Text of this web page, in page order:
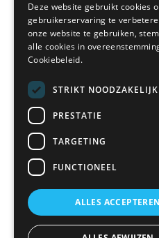
Deze website gebruikt cookies
gebruikerservaring te
onze website te gebruiken,
alle cookies in
Cookiebeleid.
STRIKT NOODZAKELIJK
PRESTATIE
TARGETING
FUNCTIONEEL
ALLES ACCEPTEREN